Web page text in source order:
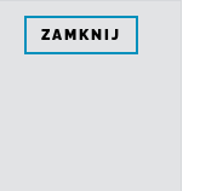
ZAMKNIJ